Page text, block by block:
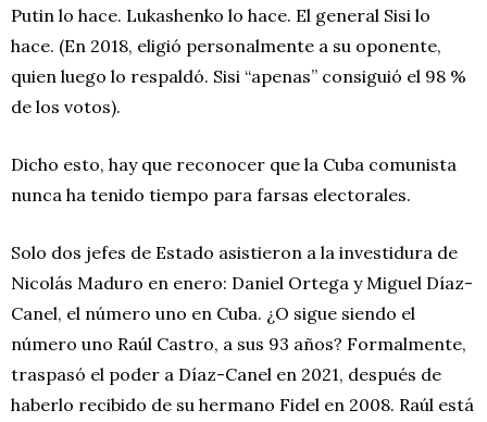
Putin lo hace. Lukashenko lo hace. El general Sisi lo
hace. (En 2018, eligió personalmente a su oponente,
quien luego lo respaldó. Sisi “apenas” consiguió el 98 %
de los votos).
Dicho esto, hay que reconocer que la Cuba comunista
nunca ha tenido tiempo para farsas electorales.
Solo dos jefes de Estado asistieron a la investidura de
Nicolás Maduro en enero: Daniel Ortega y Miguel Díaz-
Canel, el número uno en Cuba. ¿O sigue siendo el
número uno Raúl Castro, a sus 93 años? Formalmente,
traspasó el poder a Díaz-Canel en 2021, después de
haberlo recibido de su hermano Fidel en 2008. Raúl está